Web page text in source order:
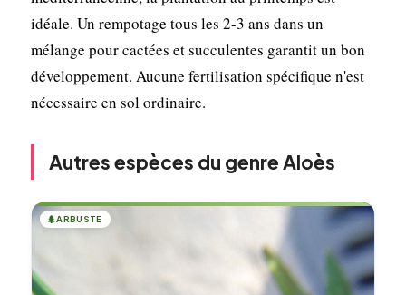
idéale. Un rempotage tous les 2-3 ans dans un
mélange pour cactées et succulentes garantit un bon
développement. Aucune fertilisation spécifique n'est
nécessaire en sol ordinaire.
Autres espèces du genre Aloès
🌲ARBUSTE